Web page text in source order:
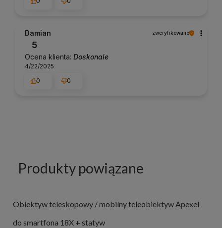
Damian zweryfikowano
5
Ocena klienta: Doskonale
4/22/2025
0
0
Produkty powiązane
Obiektyw teleskopowy / mobilny teleobiektyw Apexel
do smartfona 18X + statyw